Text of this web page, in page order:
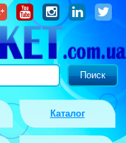
Каталог